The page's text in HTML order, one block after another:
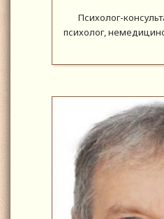
Психолог-
психолог,